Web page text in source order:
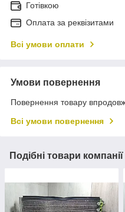
Готівкою
Оплата за реквізитами
Всі умови оплати
Умови повернення
Повернення товару
Всі умови повернення
Подібні товари компанії